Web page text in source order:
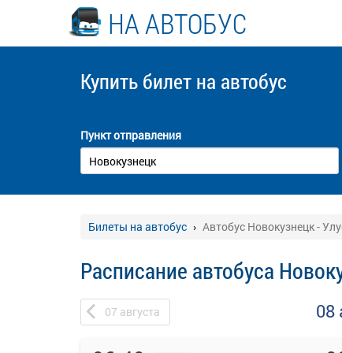
НА АВТОБУС
Купить билет на автобус
Пункт отправления
Билеты на автобус Автобус Новокузнецк -
Расписание автобуса
07 августа 08